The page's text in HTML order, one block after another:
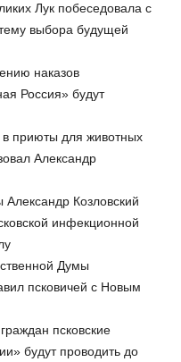
Лук побеседовала с
выбора будущей
наказов
Россия» будут
приюты для животных
Александр
Козловский
инфекционной
Думы
псковичей с Новым
псковские
будут проводить до